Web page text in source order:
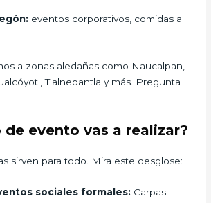
eventos corporativos, comidas al
a zonas aledañas como Naucalpan,
Tlalnepantla y más. Pregunta
de evento vas a realizar?
sirven para todo. Mira este desglose:
sociales formales: Carpas